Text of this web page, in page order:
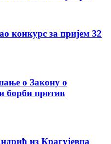
конкурс за пријем 32
о Закону о
борби против
из Крагујевца